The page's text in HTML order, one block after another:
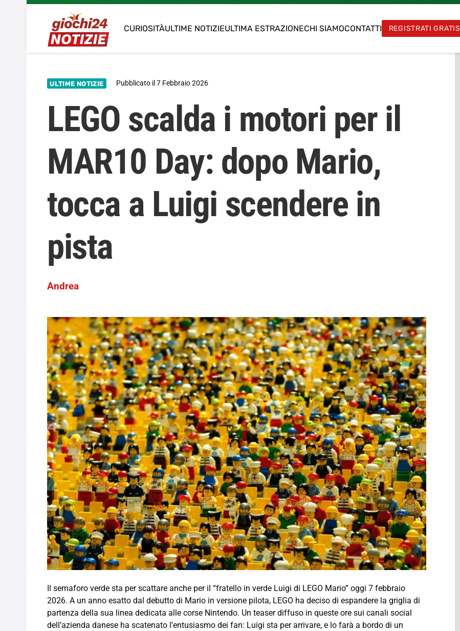
CURIOSITÀULTIME NOTIZIEULTIMA ESTRAZIONECHI SIAMOCONTATTI REGISTRATI GRATIS
ULTIME NOTIZIE Pubblicato il7 Febbraio 2026
LEGO scalda i motori per il
MAR10 Day: dopo Mario,
tocca a Luigi scendere in
pista
Andrea
Il semaforo verde sta per scattare anche per il “fratello in verde Luigi di LEGO Mario” oggi 7 febbraio
2026. A un anno esatto dal debutto di Mario in versione pilota, LEGO ha deciso di espandere la griglia di
partenza della sua linea dedicata alle corse Nintendo. Un teaser diffuso in queste ore sui canali social
dell’azienda danese ha scatenato l’entusiasmo dei fan: Luigi sta per arrivare, e lo farà a bordo di un